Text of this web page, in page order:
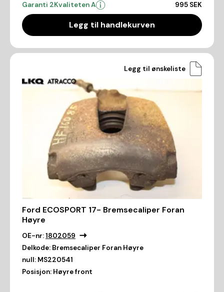
Garanti 2Kvaliteten A 995 SEK
Legg til handlekurven
Legg til ønskeliste
Ford ECOSPORT 17- Bremsecaliper Foran
Høyre
OE-nr:1802059
Delkode: Bremsecaliper Foran Høyre
null: MS220541
Posisjon: Høyre front